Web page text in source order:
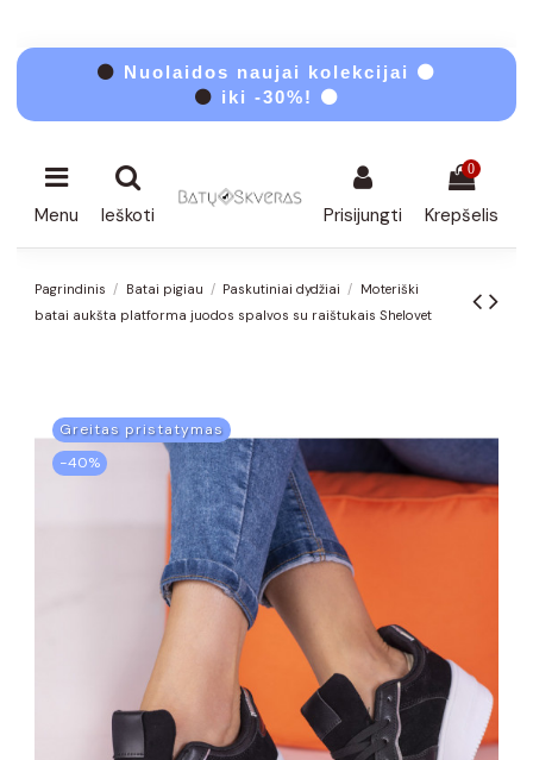
⚫ Nuolaidos naujai kolekcijai ⚫
⚫ iki -30%! ⚫
Menu Ieškoti Prisijungti
0
Krepšelis
Pagrindinis Batai pigiau Paskutiniai dydžiai
Moteriški
batai aukšta platforma juodos spalvos su raištukais Shelovet
Greitas pristatymas
−40%